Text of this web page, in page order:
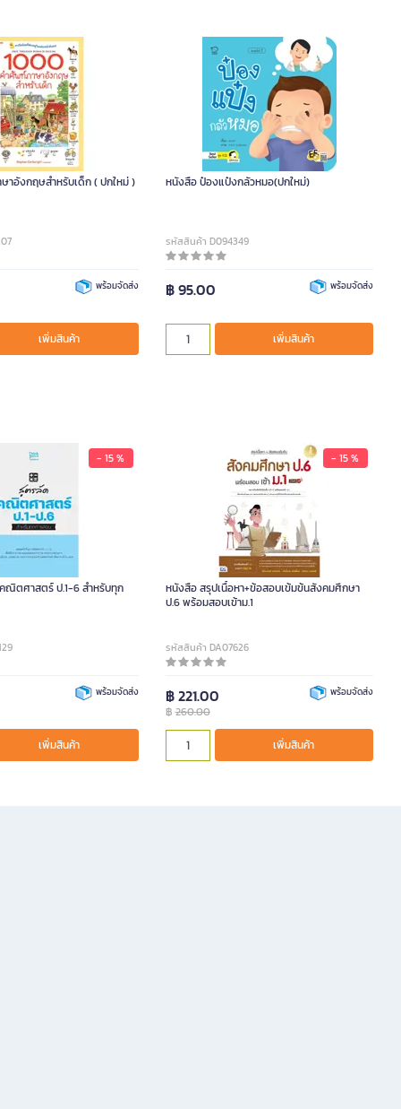
าอังกฤษสำหรับเด็ก ( ปกใหม่ )
พร้อมจัดส่ง
เพิ่มสินค้า
หนังสือ ป๋องแป๋งกลัวหมอ(ปกใหม่)
รหัสสินค้า D094349
฿ 95.00 พร้อมจัดส่ง
เพิ่มสินค้า
- 15 %
ณิตศาสตร์ ป.1-6 สำหรับทุก
พร้อมจัดส่ง
เพิ่มสินค้า
- 15 %
หนังสือ สรุปเนื้อหา+ข้อสอบเข้มข้นสังคมศึกษา
ป.6 พร้อมสอบเข้าม.1
รหัสสินค้า DA07626
฿ 221.00
฿260.00
พร้อมจัดส่ง
เพิ่มสินค้า